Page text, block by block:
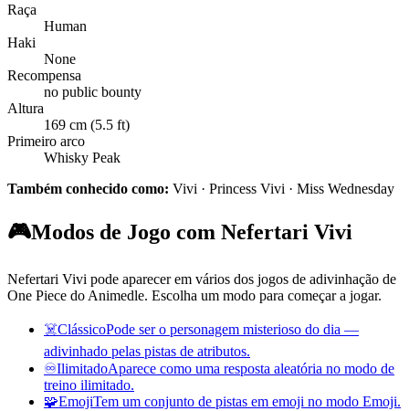
Raça
Human
Haki
None
Recompensa
no public bounty
Altura
169 cm (5.5 ft)
Primeiro arco
Whisky Peak
Também conhecido como: Vivi · Princess Vivi · Miss Wednesday
🎮Modos de Jogo com Nefertari Vivi
Nefertari Vivi pode aparecer em vários dos jogos de adivinhação de
One Piece do Animedle. Escolha um modo para começar a jogar.
☠️ClássicoPode ser o personagem misterioso do dia —
adivinhado pelas pistas de atributos.
♾️IlimitadoAparece como uma resposta aleatória no modo de
treino ilimitado.
🧩EmojiTem um conjunto de pistas em emoji no modo Emoji.